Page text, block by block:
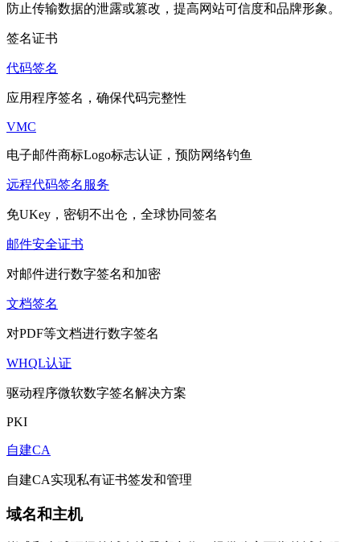
防止传输数据的泄露或篡改，提高网站可信度和品牌形象。
签名证书
代码签名
应用程序签名，确保代码完整性
VMC
电子邮件商标Logo标志认证，预防网络钓鱼
远程代码签名服务
免UKey，密钥不出仓，全球协同签名
邮件安全证书
对邮件进行数字签名和加密
文档签名
对PDF等文档进行数字签名
WHQL认证
驱动程序微软数字签名解决方案
PKI
自建CA
自建CA实现私有证书签发和管理
域名和主机